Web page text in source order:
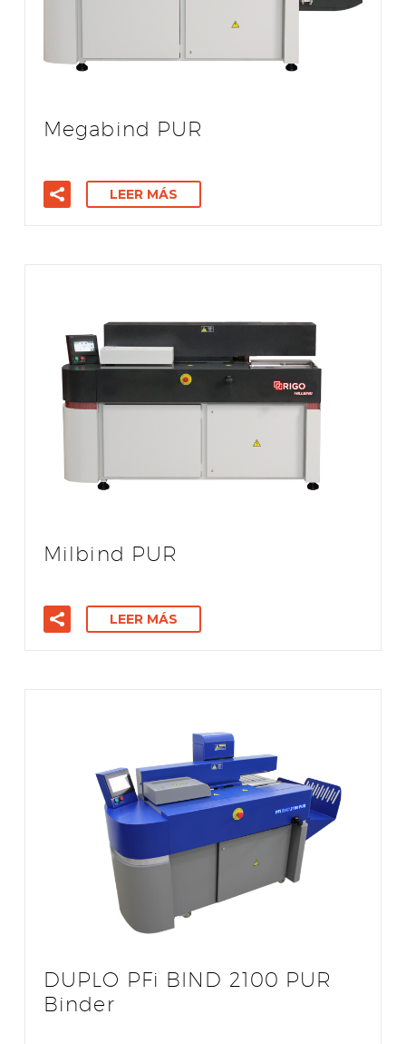
Megabind PUR
LEER MÁS
Milbind PUR
LEER MÁS
DUPLO PFi BIND 2100 PUR
Binder